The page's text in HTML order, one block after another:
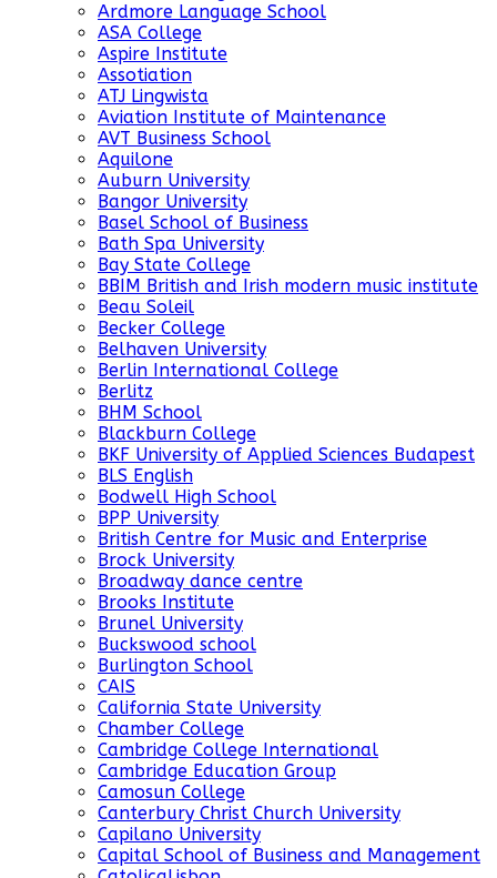
Ardmore Language School
ASA College
Aspire Institute
Assotiation
ATJ Lingwista
Aviation Institute of Maintenance
AVT Business School
Aquilone
Auburn University
Bangor University
Basel School of Business
Bath Spa University
Bay State College
BBIM British and Irish modern music institute
Beau Soleil
Becker College
Belhaven University
Berlin International College
Berlitz
BHM School
Blackburn College
BKF University of Applied Sciences Budapest
BLS English
Bodwell High School
BPP University
British Centre for Music and Enterprise
Brock University
Broadway dance centre
Brooks Institute
Brunel University
Buckswood school
Burlington School
CAIS
California State University
Chamber College
Cambridge College International
Cambridge Education Group
Camosun College
Canterbury Christ Church University
Capilano University
Capital School of Business and Management